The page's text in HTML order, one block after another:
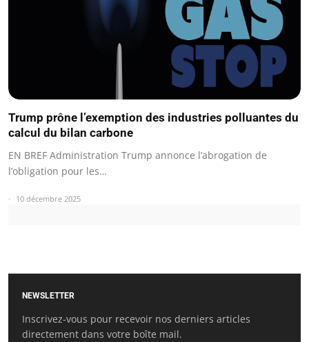
Trump prône l’exemption des industries polluantes du
calcul du bilan carbone
EN BREF Administration Trump annonce l’abrogation de
l’obligation pour les…
10 décembre 2025
NEWSLETTER
Inscrivez-vous pour recevoir nos derniers articles
directement dans votre boîte mail.